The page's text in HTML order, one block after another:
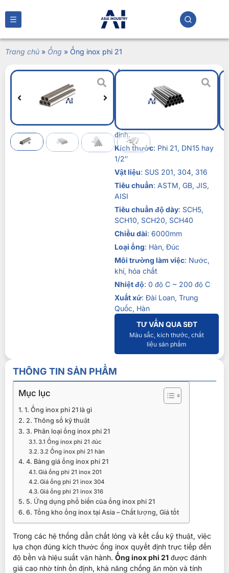
Trang chủ » Ống » Ống inox phi 21
Ống inox phi 21
Ống inox phi 21là lựa chọn
thống kỹ thuật nhờ độ bền ổn
định.
Kích thước: Phi 21, DN15 hay
1/2″
Vật liệu: SUS 201, 304, 316
Tiêu chuẩn: ASTM, GB, JIS,
AISI
Tiêu chuẩn độ dày: SCH5,
SCH10, SCH20, SCH40
Chiều dài: 6000mm
Loại ống: Hàn, Đúc
Môi trường làm việc: Nước,
khí, hóa chất
Nhiệt độ: 0 độ C ~ 200 độ C
Xuất xứ: Đài Loan, Trung
Quốc, Hàn
TƯ VẤN QUA SĐT
Màu sắc, kích thước, chất
liệu sản phẩm
THÔNG TIN SẢN PHẨM
Mục lục
1. Ống inox phi 21 là gì
2. Thông số kỹ thuật
3. Phân loại ống inox phi 21
3.1 Ống inox phi 21 đúc
3.2 Ống inox phi 21 hàn
4. Bảng giá ống inox phi 21
Giá ống phi 21 inox 201
Giá ống phi 21 inox 304
Giá ống phi 21 inox 316
5. Ứng dụng phổ biến của ống inox phi 21
6. Tổng kho ống inox tại Asia – Chất lượng, Giá tốt
Trong các hệ thống dẫn chất lỏng và kết cấu kỹ thuật, việc
lựa chọn đúng kích thước ống inox quyết định trực tiếp đến
độ bền và hiệu suất vận hành. Ống inox phi 21 được đánh
giá cao nhờ tính ổn định, khả năng chống ăn mòn và tính